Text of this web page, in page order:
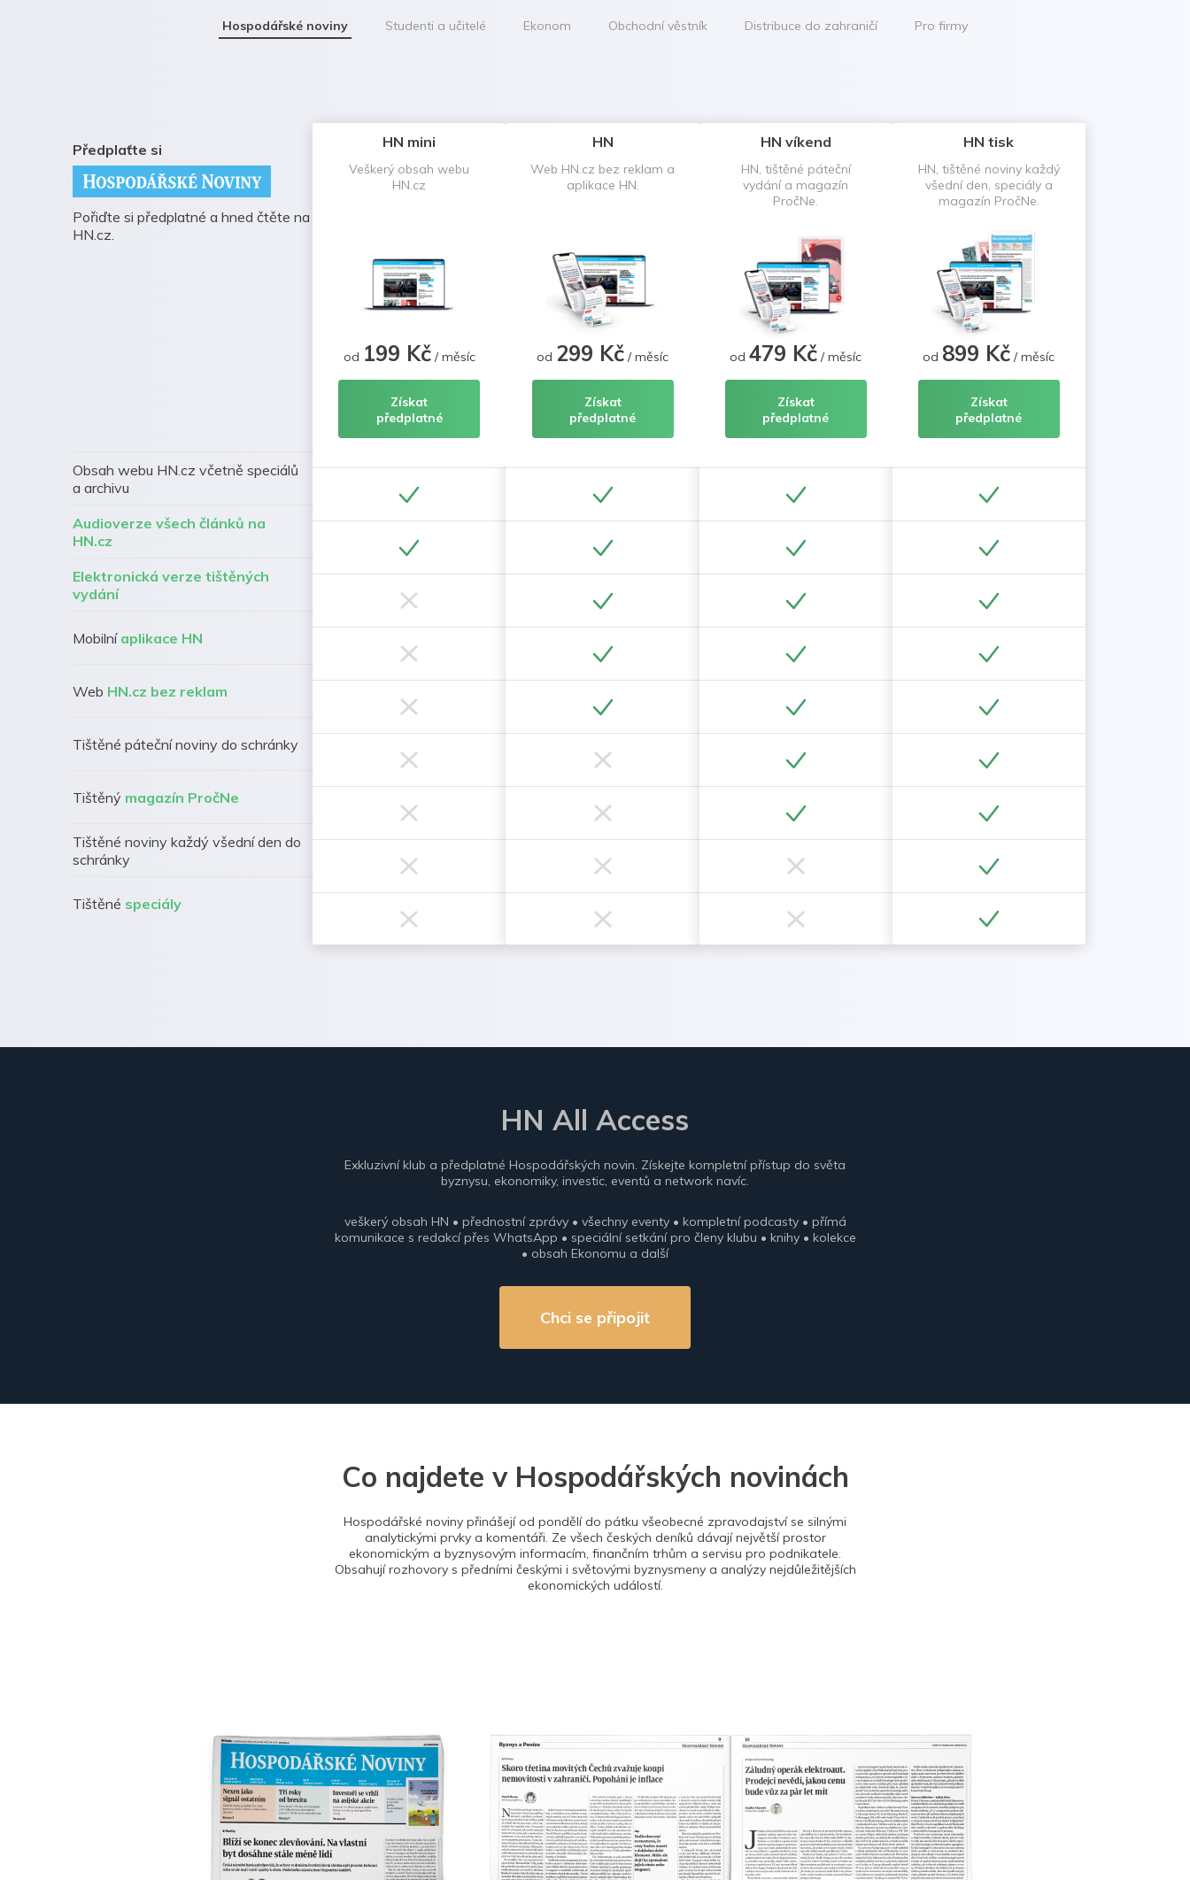
Hospodářské noviny Studenti a učitelé Ekonom Obchodní věstník Distribuce do zahraničí Pro firmy
Předplaťte si
Pořiďte si předplatné a hned čtěte na
HN.cz.
Obsah webu HN.cz včetně speciálů
a archivu
Audioverze všech článků na
HN.cz
Elektronická verze tištěných
vydání
Mobilní aplikace HN
Web HN.cz bez reklam
Tištěné páteční noviny do schránky
Tištěný magazín PročNe
Tištěné noviny každý všední den do
schránky
Tištěné speciály
HN mini
Veškerý obsah webu
HN.cz
od 199 Kč/ měsíc
Získat
předplatné
HN
Web HN.cz bez reklam a
aplikace HN.
od 299 Kč / měsíc
Získat
předplatné
HN víkend
HN, tištěné páteční
vydání a magazín
PročNe.
od479 Kč / měsíc
Získat
předplatné
HN tisk
HN, tištěné noviny každý
všední den, speciály a
magazín PročNe.
od 899 Kč / měsíc
Získat
předplatné
HN All Access
Exkluzivní klub a předplatné Hospodářských novin. Získejte kompletní přístup do světa
byznysu, ekonomiky, investic, eventů a network navíc.
veškerý obsah HN • přednostní zprávy • všechny eventy • kompletní podcasty • přímá
komunikace s redakcí přes WhatsApp • speciální setkání pro členy klubu • knihy • kolekce
• obsah Ekonomu a další
Chci se připojit
Co najdete v Hospodářských novinách
Hospodářské noviny přinášejí od pondělí do pátku všeobecné zpravodajství se silnými
analytickými prvky a komentáři. Ze všech českých deníků dávají největší prostor
ekonomickým a byznysovým informacím, finančním trhům a servisu pro podnikatele.
Obsahují rozhovory s předními českými i světovými byznysmeny a analýzy nejdůležitějších
ekonomických událostí.